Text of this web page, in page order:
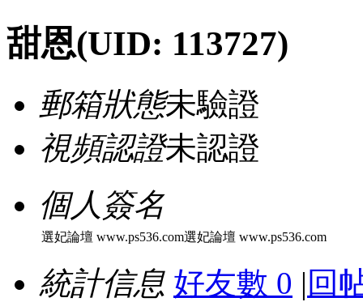
甜恩(UID: 113727)
郵箱狀態未驗證
視頻認證未認證
個人簽名
選妃論壇 www.ps536.com選妃論壇 www.ps536.com
統計信息 好友數 0 | 回